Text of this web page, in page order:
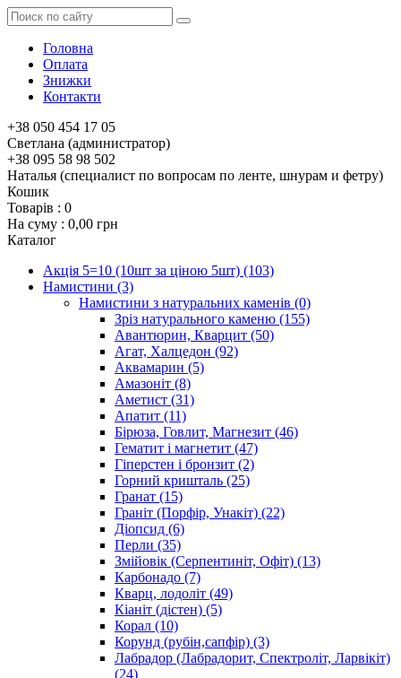
Головна
Оплата
Знижки
Контакти
+38 050 454 17 05
Светлана (администратор)
+38 095 58 98 502
Наталья (специалист по вопросам по ленте, шнурам и фетру)
Кошик
Товарів : 0
На суму : 0,00 грн
Каталог
Акція 5=10 (10шт за ціною 5шт) (103)
Намистини (3)
Намистини з натуральних каменів (0)
Зріз натурального каменю (155)
Авантюрин, Кварцит (50)
Агат, Халцедон (92)
Аквамарин (5)
Амазоніт (8)
Аметист (31)
Апатит (11)
Бірюза, Говлит, Магнезит (46)
Гематит і магнетит (47)
Гіперстен і бронзит (2)
Горний кришталь (25)
Гранат (15)
Граніт (Порфір, Унакіт) (22)
Діопсид (6)
Перли (35)
Змійовік (Серпентиніт, Офіт) (13)
Карбонадо (7)
Кварц, лодоліт (49)
Кіаніт (дістен) (5)
Корал (10)
Корунд (рубін,сапфір) (3)
Лабрадор (Лабрадорит, Спектроліт, Ларвікіт)
(24)